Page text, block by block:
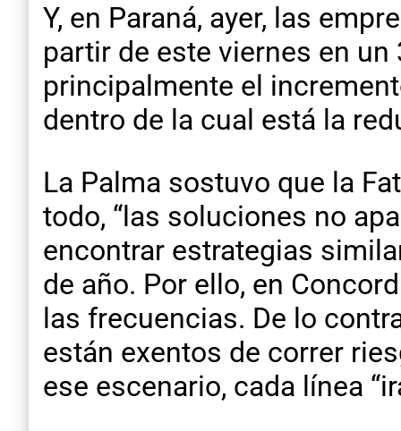
Y, en Paraná, ayer, las
partir de este viernes en
principalmente el
dentro de la cual está la
La Palma sostuvo que la
todo, “las soluciones no
encontrar estrategias
de año. Por ello, en
las frecuencias. De lo
están exentos de correr
ese escenario, cada línea